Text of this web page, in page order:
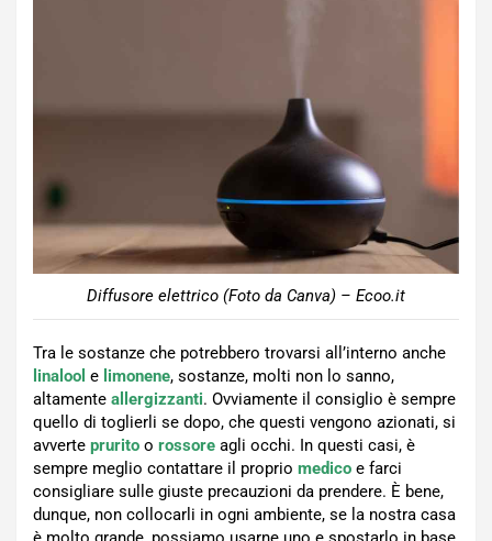
Diffusore elettrico (Foto da Canva) – Ecoo.it
Tra le sostanze che potrebbero trovarsi all’interno anche
linalool e limonene, sostanze, molti non lo sanno,
altamente allergizzanti. Ovviamente il consiglio è sempre
quello di toglierli se dopo, che questi vengono azionati, si
avverte prurito o rossore agli occhi. In questi casi, è
sempre meglio contattare il proprio medico e farci
consigliare sulle giuste precauzioni da prendere. È bene,
dunque, non collocarli in ogni ambiente, se la nostra casa